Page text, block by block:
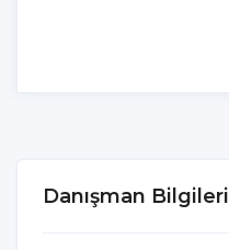
Danışman Bilgileri